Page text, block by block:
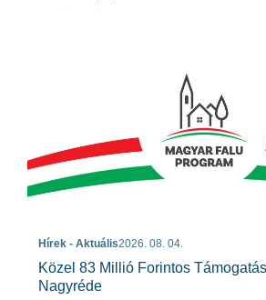
Hírek - Aktuális2026. 08. 04.
Közel 83 Millió Forintos
Nagyréde